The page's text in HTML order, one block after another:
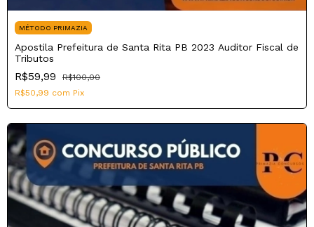
MÉTODO PRIMAZIA
Apostila Prefeitura de Santa Rita PB 2023 Auditor Fiscal de
Tributos
R$59,99
R$100,00
R$50,99 com Pix